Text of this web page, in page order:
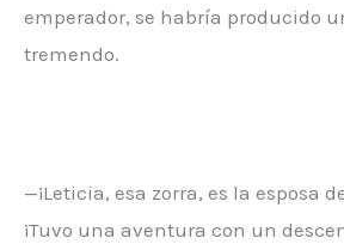
emperador, se habría producido
tremendo.
—¡Leticia, esa zorra, es la esposa
¡Tuvo una aventura con un